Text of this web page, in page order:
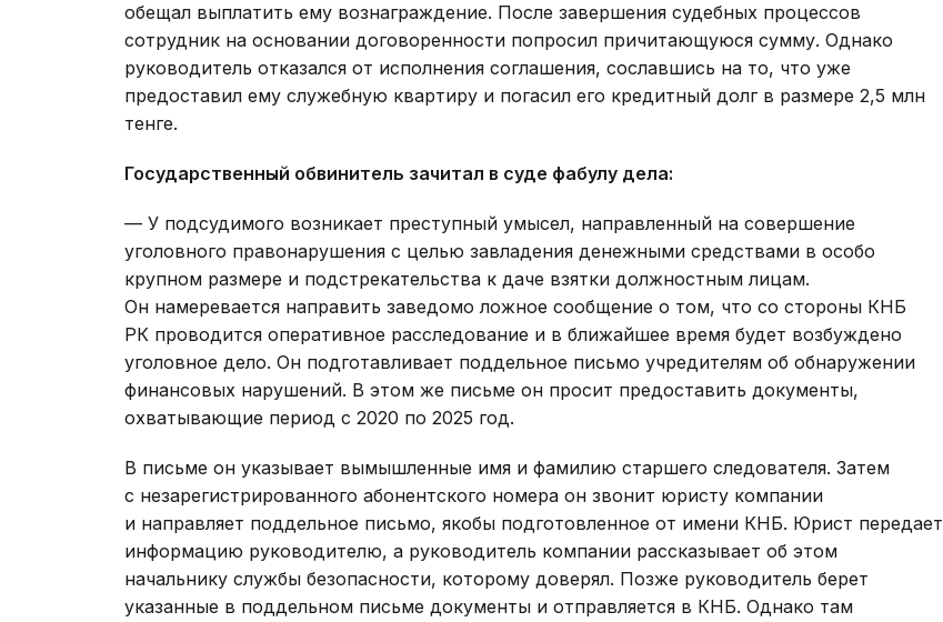
обещал выплатить ему вознаграждение. После завершения судебных процессов
сотрудник на основании договоренности попросил причитающуюся сумму. Однако
руководитель отказался от исполнения соглашения, сославшись на то, что уже
предоставил ему служебную квартиру и погасил его кредитный долг в размере 2,5 млн
тенге.
Государственный обвинитель зачитал в суде фабулу дела:
— У подсудимого возникает преступный умысел, направленный на совершение
уголовного правонарушения с целью завладения денежными средствами в особо
крупном размере и подстрекательства к даче взятки должностным лицам.
Он намеревается направить заведомо ложное сообщение о том, что со стороны КНБ
РК проводится оперативное расследование и в ближайшее время будет возбуждено
уголовное дело. Он подготавливает поддельное письмо учредителям об обнаружении
финансовых нарушений. В этом же письме он просит предоставить документы,
охватывающие период с 2020 по 2025 год.
В письме он указывает вымышленные имя и фамилию старшего следователя. Затем
с незарегистрированного абонентского номера он звонит юристу компании
и направляет поддельное письмо, якобы подготовленное от имени КНБ. Юрист передает
информацию руководителю, а руководитель компании рассказывает об этом
начальнику службы безопасности, которому доверял. Позже руководитель берет
указанные в поддельном письме документы и отправляется в КНБ. Однако там